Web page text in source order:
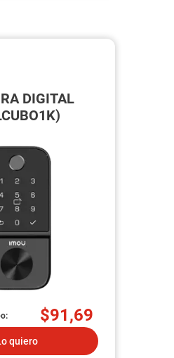
DIGITAL
$91,69
quiero